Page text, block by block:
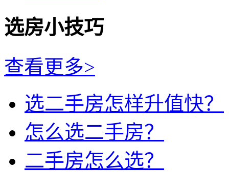
选房小技巧
查看更多>
选二手房怎样升值快？
怎么选二手房？
二手房怎么选？